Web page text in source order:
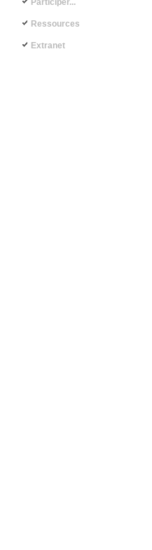
Participer...
Ressources
Extranet